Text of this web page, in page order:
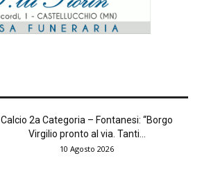
Calcio 2a Categoria – Fontanesi: “Borgo
Virgilio pronto al via. Tanti...
10 Agosto 2026